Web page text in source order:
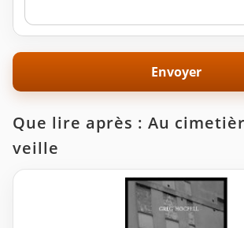
Que lire après : Au
veille